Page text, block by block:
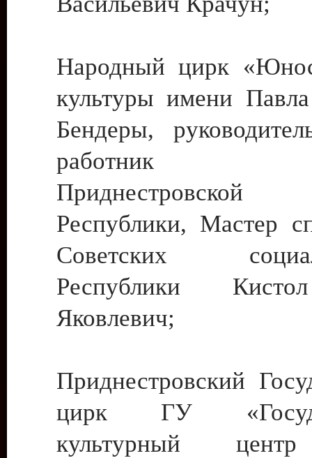
Народный цирк
культуры имени
Бендеры,
работник
Приднестровской
Республики, Мастер
Советских
Республики
Яковлевич;
Приднестровский
цирк ГУ
культурный